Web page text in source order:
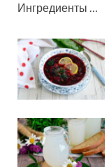
Ингредиенты …